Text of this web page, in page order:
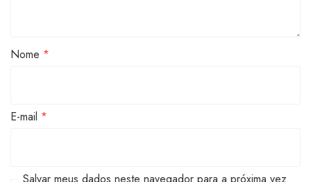
Nome *
E-mail *
Salvar meus dados neste navegador para a próxima vez